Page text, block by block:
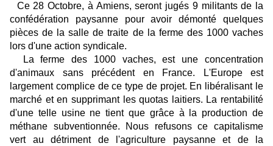
Ce 28 Octobre, à Amiens, seront jugés 9 militants de la
confédération paysanne pour avoir démonté quelques
pièces de la salle de traite de la ferme des 1000 vaches
lors d'une action syndicale.
La ferme des 1000 vaches, est une concentration
d'animaux sans précédent en France. L'Europe est
largement complice de ce type de projet. En libéralisant le
marché et en supprimant les quotas laitiers. La rentabilité
d'une telle usine ne tient que grâce à la production de
méthane subventionnée. Nous refusons ce capitalisme
vert au détriment de l'agriculture paysanne et de la